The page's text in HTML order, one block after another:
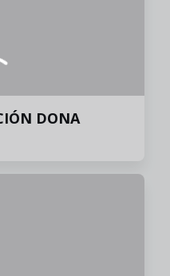
DONA